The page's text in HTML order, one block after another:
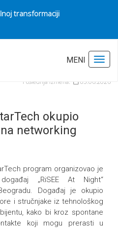
transformaciji
MENI
zajednicu na networking događaju
Poslednja izmena:
05.06.2026
okupio
networking
program organizovao je
„RiSEE At Night“
Događaj je okupio
i stručnjake iz tehnološkog
kako bi kroz spontane
koji mogu prerasti u